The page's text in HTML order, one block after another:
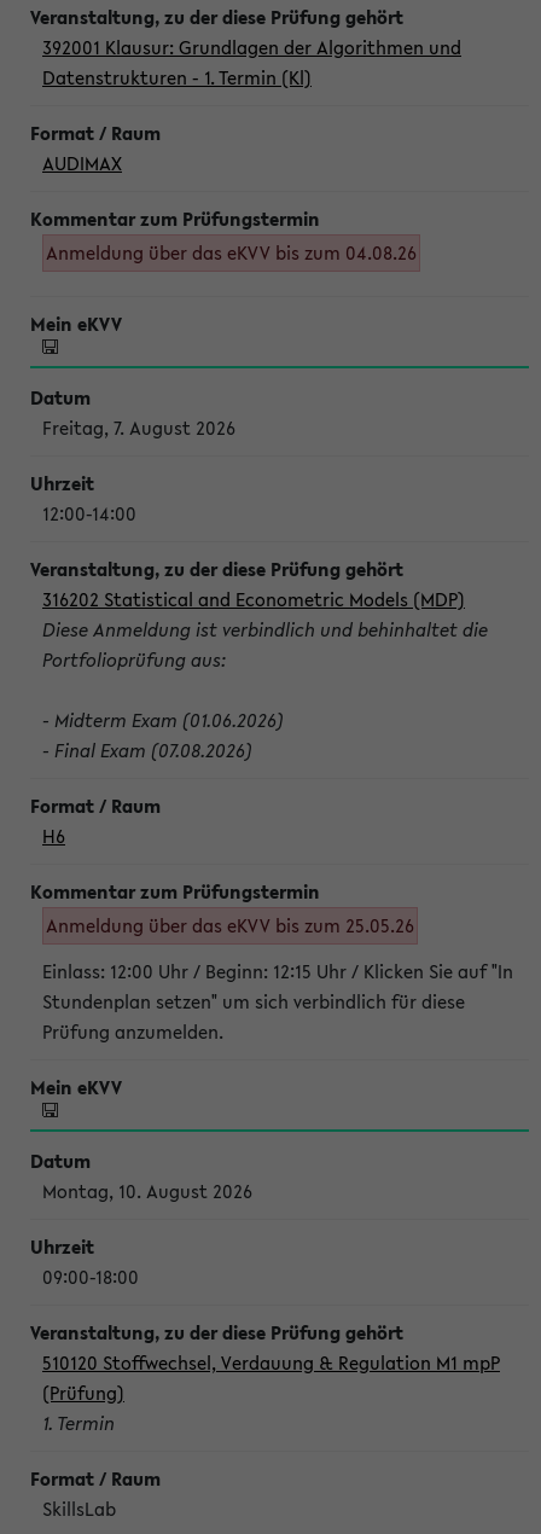
392001 Klausur: Grundlagen der Algorithmen und
Datenstrukturen - 1. Termin (Kl)
AUDIMAX
Anmeldung über das eKVV bis zum 04.08.26
Freitag, 7. August 2026
12:00-14:00
316202 Statistical and Econometric Models (MDP)
Diese Anmeldung ist verbindlich und behinhaltet die
Portfolioprüfung aus:
- Midterm Exam (01.06.2026)
- Final Exam (07.08.2026)
H6
Anmeldung über das eKVV bis zum 25.05.26
Einlass: 12:00 Uhr / Beginn: 12:15 Uhr / Klicken Sie auf "In
Stundenplan setzen" um sich verbindlich für diese
Prüfung anzumelden.
Montag, 10. August 2026
09:00-18:00
510120 Stoffwechsel, Verdauung & Regulation M1 mpP
(Prüfung)
1. Termin
SkillsLab